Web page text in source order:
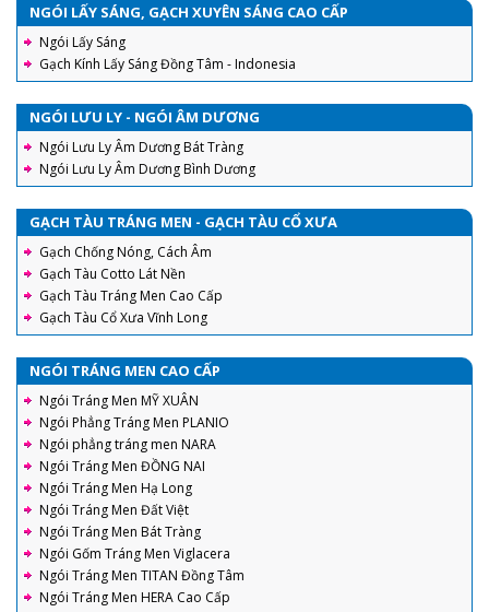
NGÓI LẤY SÁNG, GẠCH XUYÊN SÁNG CAO CẤP
Ngói Lấy Sáng
Gạch Kính Lấy Sáng Đồng Tâm - Indonesia
NGÓI LƯU LY - NGÓI ÂM DƯƠNG
Ngói Lưu Ly Âm Dương Bát Tràng
Ngói Lưu Ly Âm Dương Bình Dương
GẠCH TÀU TRÁNG MEN - GẠCH TÀU CỔ XƯA
Gạch Chống Nóng, Cách Âm
Gạch Tàu Cotto Lát Nền
Gạch Tàu Tráng Men Cao Cấp
Gạch Tàu Cổ Xưa Vĩnh Long
NGÓI TRÁNG MEN CAO CẤP
Ngói Tráng Men MỸ XUÂN
Ngói Phẳng Tráng Men PLANIO
Ngói phẳng tráng men NARA
Ngói Tráng Men ĐỒNG NAI
Ngói Tráng Men Hạ Long
Ngói Tráng Men Đất Việt
Ngói Tráng Men Bát Tràng
Ngói Gốm Tráng Men Viglacera
Ngói Tráng Men TITAN Đồng Tâm
Ngói Tráng Men HERA Cao Cấp